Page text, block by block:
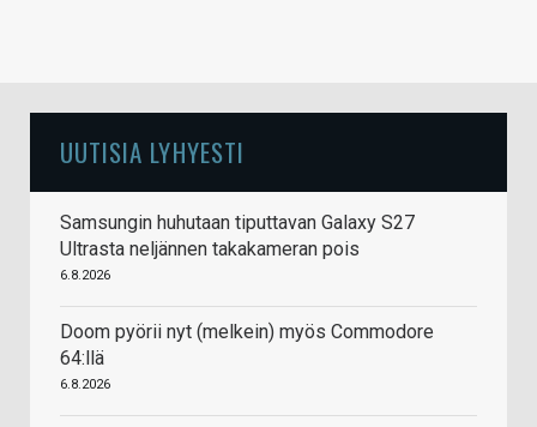
UUTISIA LYHYESTI
Samsungin huhutaan tiputtavan Galaxy S27
Ultrasta neljännen takakameran pois
6.8.2026
Doom pyörii nyt (melkein) myös Commodore
64:llä
6.8.2026